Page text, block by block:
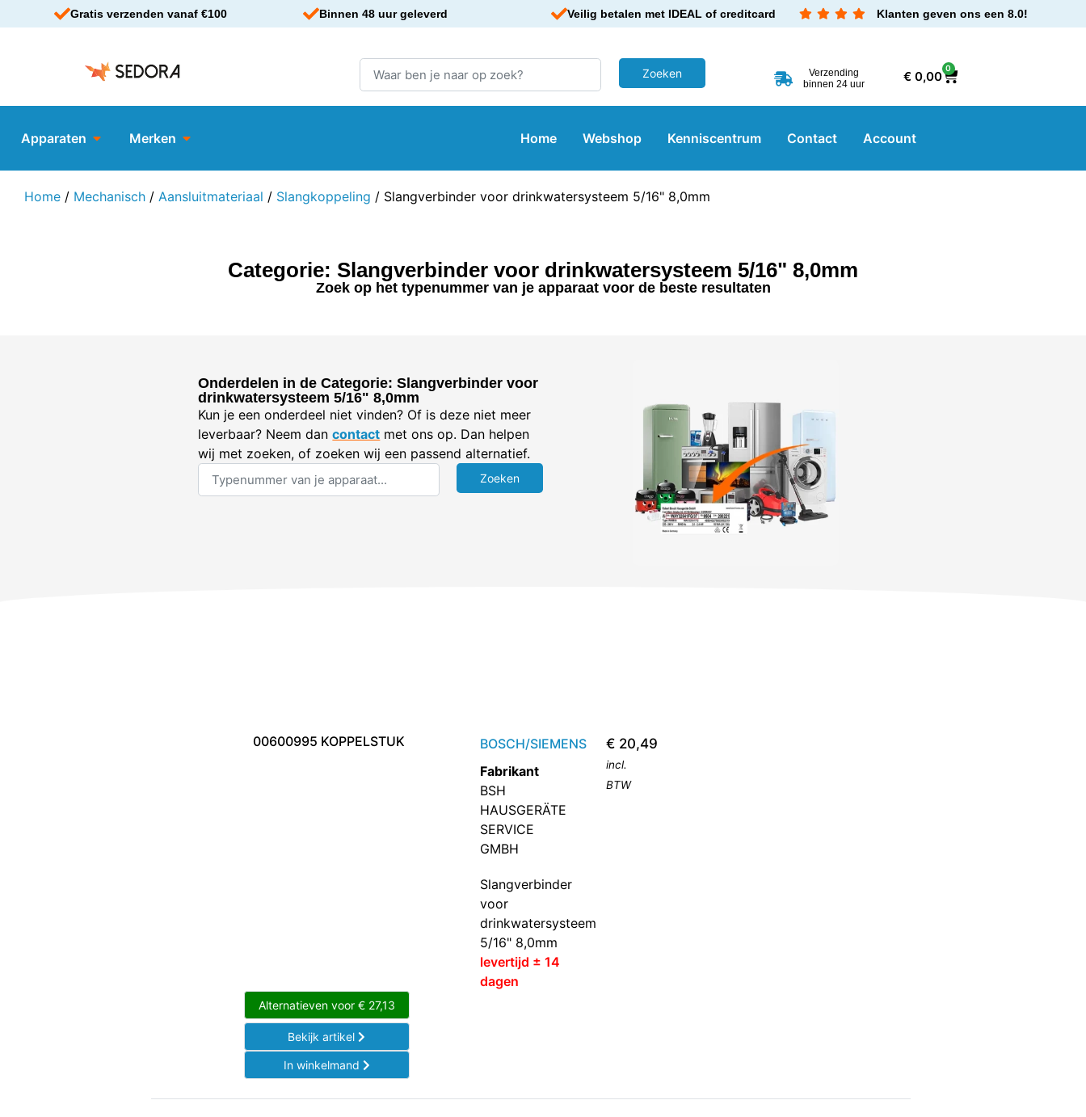
Gratis verzenden vanaf €100 Binnen 48 uur geleverd Veilig betalen met IDEAL of creditcard Klanten geven ons een 8.0!
Verzending
binnen 24 uur
€0,00
0
Apparaten Merken Home Webshop Kenniscentrum Contact Account
Home / Mechanisch / Aansluitmateriaal / Slangkoppeling / Slangverbinder voor drinkwatersysteem 5/16" 8,0mm
Categorie: Slangverbinder voor drinkwatersysteem 5/16" 8,0mm
Zoek op het typenummer van je apparaat voor de beste resultaten
Onderdelen in de Categorie: Slangverbinder voor
drinkwatersysteem 5/16" 8,0mm
Kun je een onderdeel niet vinden? Of is deze niet meer
leverbaar? Neem dancontact met ons op. Dan helpen
wij met zoeken, of zoeken wij een passend alternatief.
00600995 KOPPELSTUK
BOSCH/SIEMENS
Fabrikant
BSH
HAUSGERÄTE
SERVICE
GMBH
Slangverbinder
voor
drinkwatersysteem
5/16" 8,0mm
levertijd ± 14
dagen
€ 20,49
incl.
BTW
Alternatieven voor €27,13
Bekijk artikel
In winkelmand